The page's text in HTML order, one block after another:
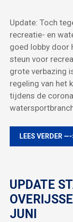
Update: Toch
recreatie- en
goed lobby door
steun voor
grote verbazing
regeling van het
tijdens de
LEES VERDER —-
UPDATE
JUNI